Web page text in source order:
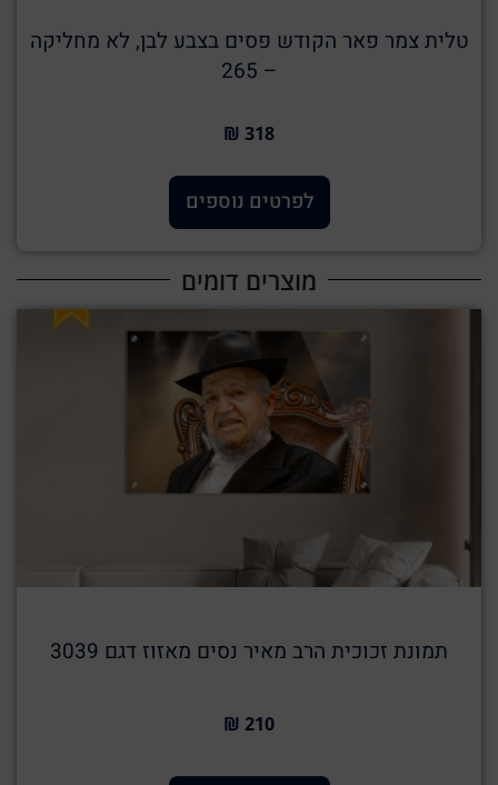
טלית צמר פאר הקודש פסים בצבע לבן, לא מחליקה
– 265
318 ₪
לפרטים נוספים
מוצרים דומים
תמונת זכוכית הרב מאיר נסים מאזוז דגם 3039
210 ₪